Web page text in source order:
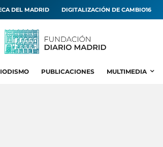
DEL MADRID DIGITALIZACIÓN DE CAMBIO16
PUBLICACIONES MULTIMEDIA